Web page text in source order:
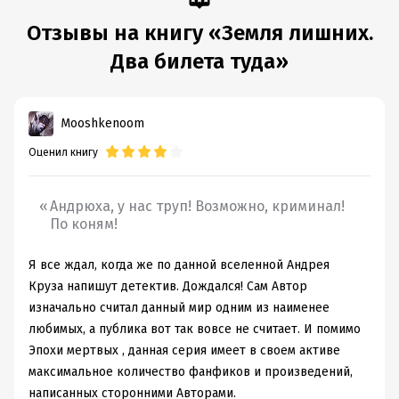
Отзывы на книгу «Земля лишних.
Два билета туда»
Mooshkenoom
Оценил книгу
Андрюха, у нас труп! Возможно, криминал!
По коням!
Я все ждал, когда же по данной вселенной Андрея
Круза напишут детектив. Дождался! Сам Автор
изначально считал данный мир одним из наименее
любимых, а публика вот так вовсе не считает. И помимо
Эпохи мертвых , данная серия имеет в своем активе
максимальное количество фанфиков и произведений,
написанных сторонними Авторами.